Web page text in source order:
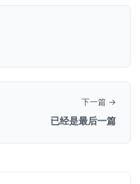
下一篇 →
已经是最后一篇